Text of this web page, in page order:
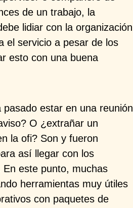
de un trabajo, la
lidiar con la organización
el servicio a pesar de los
esto con una buena
pasado estar en una reunión
O ¿extrañar un
la ofi? Son y fueron
así llegar con los
este punto, muchas
herramientas muy útiles
con paquetes de